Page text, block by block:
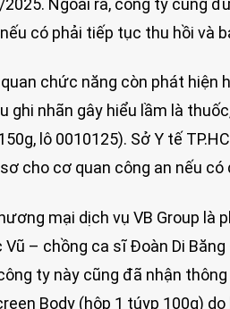
Ngoài ra, công ty cũng
có phải tiếp tục thu hồi và
chức năng còn phát hiện
ghi nhãn gây hiểu lầm là
lô 0010125). Sở Y tế
cho cơ quan công an nếu có
mại dịch vụ VB Group là
Vũ – chồng ca sĩ Đoàn Di
ty này cũng đã nhận
Body (hộp 1 túyp 100g)